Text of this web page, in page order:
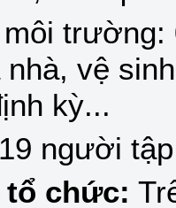
vệ
kỳ...
người
tổ chức: